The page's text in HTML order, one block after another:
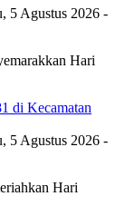
5 Agustus 2026 -
Hari
di Kecamatan
5 Agustus 2026 -
Hari